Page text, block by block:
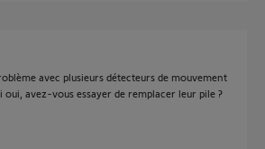
avec plusieurs détecteurs de mouvement
oui, avez-vous essayer de remplacer leur pile ?